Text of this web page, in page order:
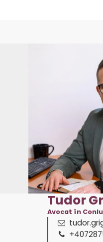
Tudor
Avocat în